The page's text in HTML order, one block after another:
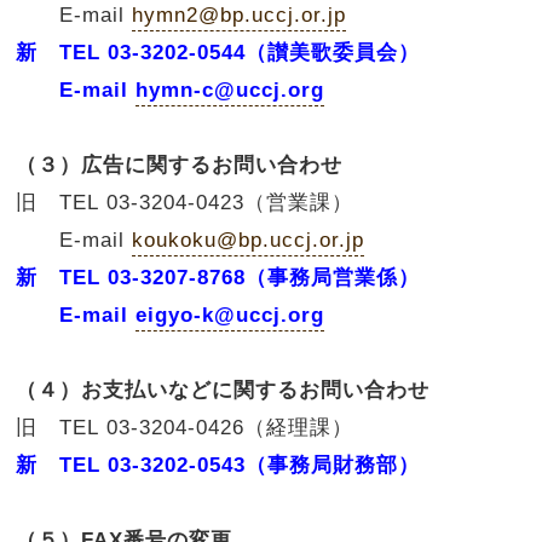
E-mail hymn2@bp.uccj.or.jp
新 TEL 03-3202-0544（讃美歌委員会）
E-mail hymn-c@uccj.org
（３）広告に関するお問い合わせ
旧 TEL 03-3204-0423（営業課）
E-mail koukoku@bp.uccj.or.jp
新 TEL 03-3207-8768（事務局営業係）
E-maileigyo-k@uccj.org
（４）お支払いなどに関するお問い合わせ
旧 TEL 03-3204-0426（経理課）
新 TEL 03-3202-0543（事務局財務部）